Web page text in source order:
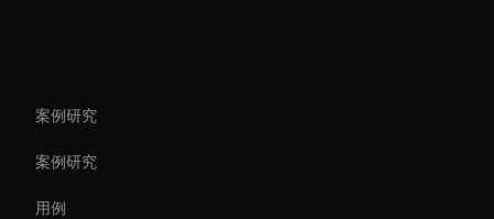
案例研究
案例研究
用例